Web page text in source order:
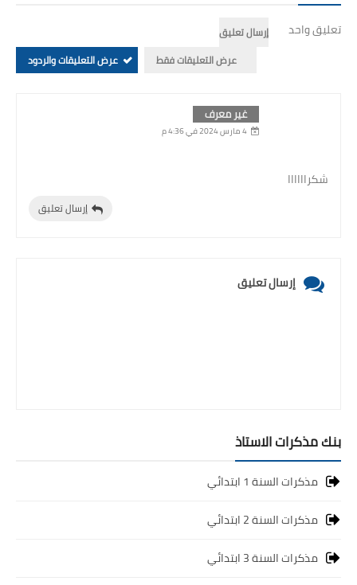
تعليق واحد
إرسال تعليق
عرض التعليقات فقط
عرض التعليقات والردود
غير معرف
4 مارس 2024 في 4:36 م
شكراااااا
إرسال تعليق
إرسال تعليق
بنك مذكرات الاستاذ
مذكرات السنة 1 ابتدائي
مذكرات السنة 2 ابتدائي
مذكرات السنة 3 ابتدائي